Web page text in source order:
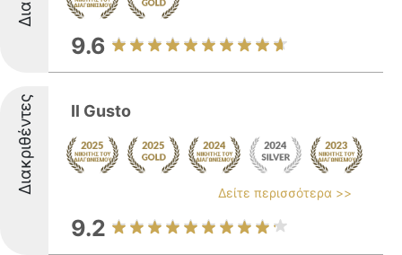
9.6
Διακριθέντες Il Gusto
Δείτε περισσότερα >>
9.2